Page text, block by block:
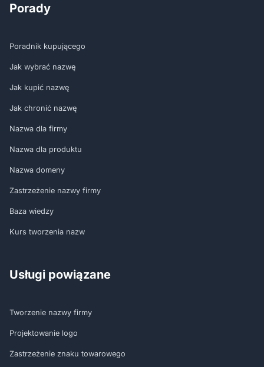
Porady
Poradnik kupującego
Jak wybrać nazwę
Jak kupić nazwę
Jak chronić nazwę
Nazwa dla firmy
Nazwa dla produktu
Nazwa domeny
Zastrzeżenie nazwy firmy
Baza wiedzy
Kurs tworzenia nazw
Usługi powiązane
Tworzenie nazwy firmy
Projektowanie logo
Zastrzeżenie znaku towarowego